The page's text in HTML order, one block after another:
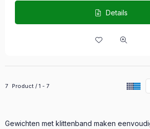
Details
Alle producten in de categorie
7 Product 1 7
Gewichten met klittenband maken